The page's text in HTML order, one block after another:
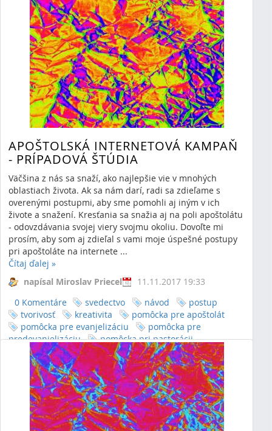
pomôcka pre evanjelizáciu
pomôcka pre
predevanjelizáciu
predevanjelizácia
evanjelizácia
pomôcka pre pastoráciu
spoločenstvo
zdieľanie
apoinka
rímskokatolícka cirkev
mládež
apoštolská
internetová kampaň
APOŠTOLSKÁ INTERNETOVÁ KAMPAŇ
- PRÍPADOVÁ ŠTÚDIA
Väčšina z nás sa snaží, ako najlepšie vie v mnohých
oblastiach života. Ak sa nám darí, radi sa zdieľame s
overenými postupmi, aby sme pomohli aj iným v ich
živote a snažení. Kresťania sa snažia aj na poli apoštolátu
- odovzdávania svojej viery svojmu okoliu. Dovoľte mi
prosím, aby som aj zdieľal s vami moje úspešné postupy
pri apoštoláte na internete ...
Čítaj ďalej »
napísal Miroslav Priecel
11.11.2017 19:33
0 Komentáre
svedectvo návod
postup
tvorivosť
kreativita
pomôcka pre apoštolát
pomôcka pre evanjelizáciu
pomôcka pre
predevanjelizáciu
pomôcka pri pastorácii
predevanjelizácia
evanjelizácia
pomôcka pre
pastoráciu
využitie tvorivosti pre apoštolát
využitie tvorivosti pre predevanjelizáciu
využitie
tvorivosti pre evanjelizáciu
krestanvpolitike
náboženstvo
postrehy
poradenstvo
povolanie
spoločenstvo stretko
facebook
statusy
zdieľanie internet apoinka